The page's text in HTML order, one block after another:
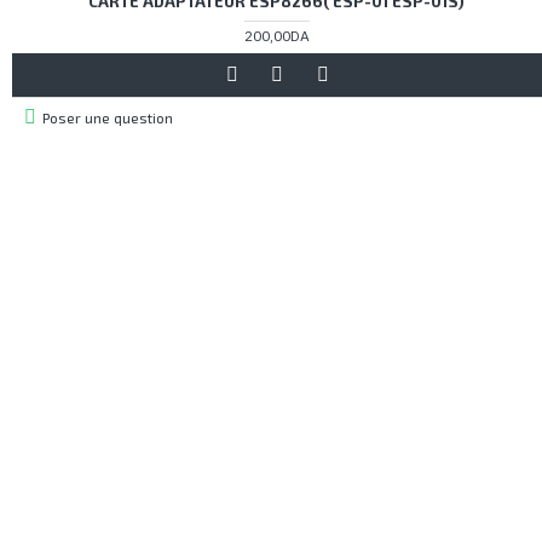
200,00DA
Poser une question